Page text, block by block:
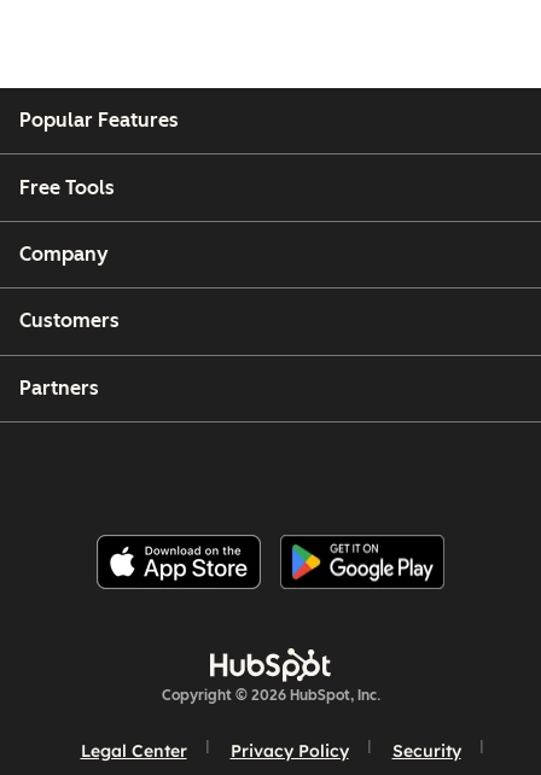
Popular Features
Free Tools
Company
Customers
Partners
Copyright © 2026 HubSpot, Inc.
Legal Center Privacy Policy Security